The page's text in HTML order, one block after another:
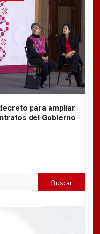
para ampliar
del Gobierno